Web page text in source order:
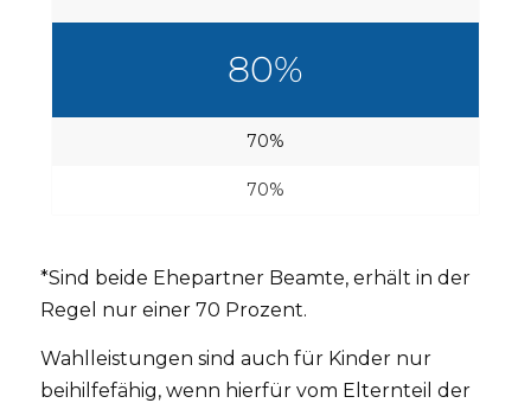
80%
70%
70%
*Sind beide Ehepartner Beamte, erhält in der
Regel nur einer 70 Prozent.
Wahlleistungen sind auch für Kinder nur
beihilfefähig, wenn hierfür vom Elternteil der